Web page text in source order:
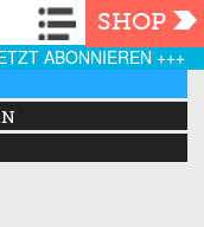
Navigation
SHOP
ABONNIEREN +++